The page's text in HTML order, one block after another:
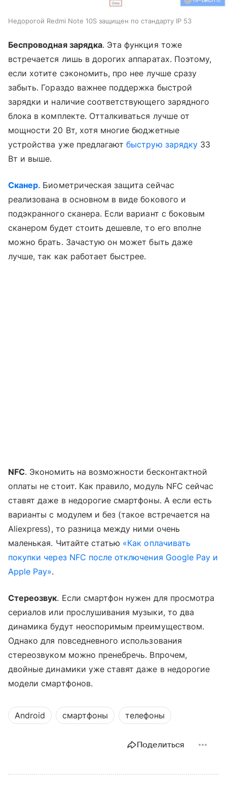
Недорогой Redmi Note 10S защищен по стандарту IP 53
Беспроводная зарядка. Эта функция тоже
встречается лишь в дорогих аппаратах. Поэтому,
если хотите сэкономить, про нее лучше сразу
забыть. Гораздо важнее поддержка быстрой
зарядки и наличие соответствующего зарядного
блока в комплекте. Отталкиваться лучше от
мощности 20 Вт, хотя многие бюджетные
устройства уже предлагаютбыструю зарядку33
Вт и выше.
Сканер. Биометрическая защита сейчас
реализована в основном в виде бокового и
подэкранного сканера. Если вариант с боковым
сканером будет стоить дешевле, то его вполне
можно брать. Зачастую он может быть даже
лучше, так как работает быстрее.
NFC. Экономить на возможности бесконтактной
оплаты не стоит. Как правило, модуль NFC сейчас
ставят даже в недорогие смартфоны. А если есть
варианты с модулем и без (такое встречается на
Aliexpress), то разница между ними очень
маленькая. Читайте статью «Как оплачивать
покупки через NFC после отключения Google Pay и
Apple Pay».
Стереозвук. Если смартфон нужен для просмотра
сериалов или прослушивания музыки, то два
динамика будут неоспоримым преимуществом.
Однако для повседневного использования
стереозвуком можно пренебречь. Впрочем,
двойные динамики уже ставят даже в недорогие
модели смартфонов.
Android смартфоны телефоны
Поделиться